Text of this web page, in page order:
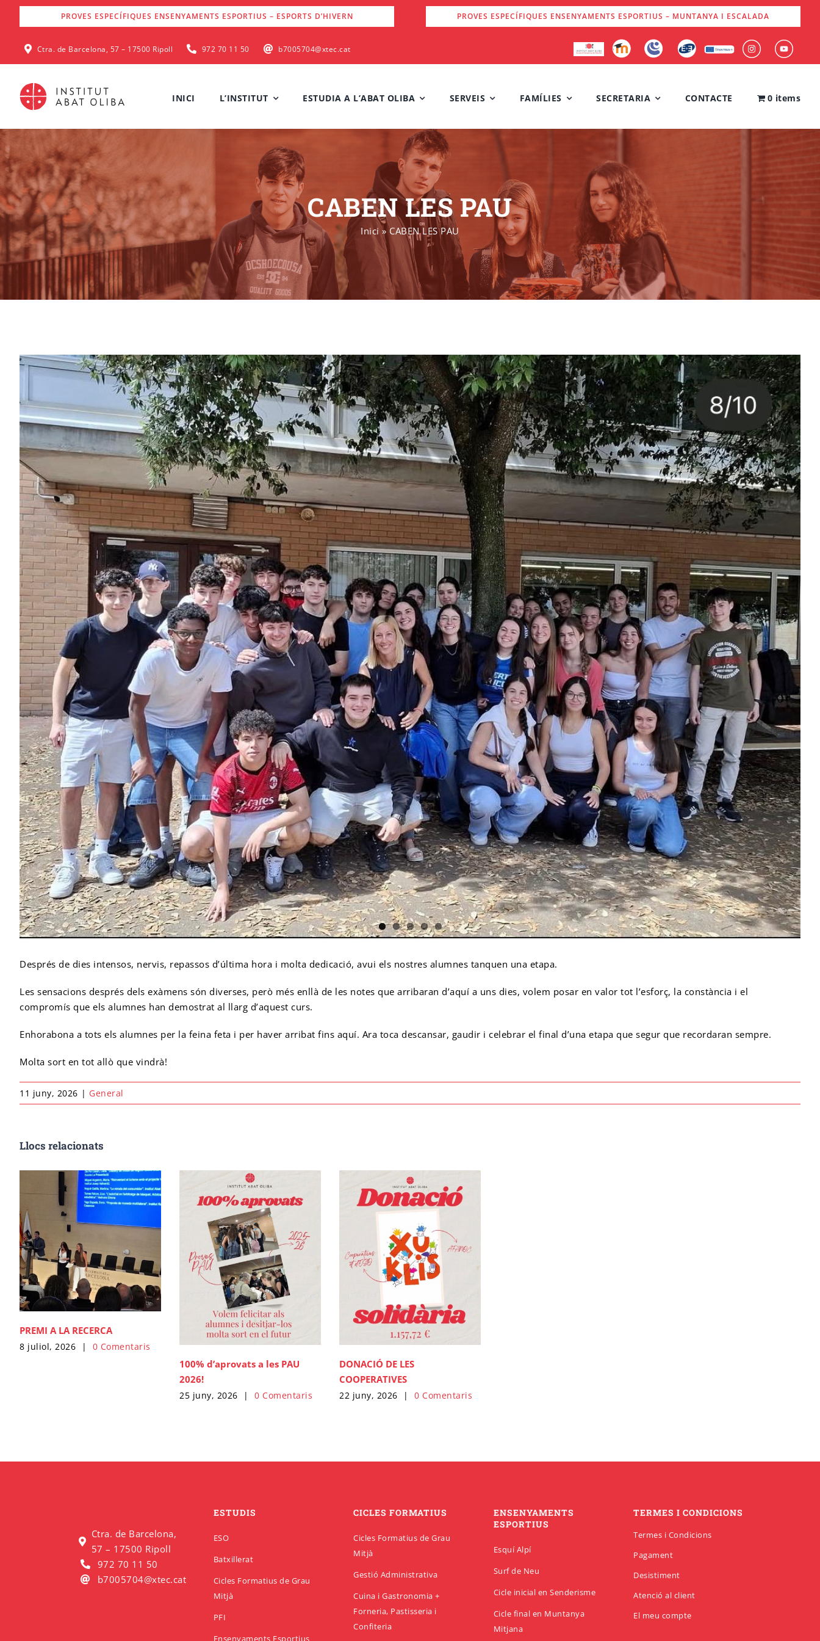
PROVES ESPECÍFIQUES ENSENYAMENTS ESPORTIUS – ESPORTS D’HIVERN PROVES ESPECÍFIQUES ENSENYAMENTS ESPORTIUS – MUNTANYA I ESCALADA
Ctra. de Barcelona, 57 – 17500 Ripoll 972 70 11 50 b7005704@xtec.cat
INICI L’INSTITUT ESTUDIA A L’ABAT OLIBA SERVEIS FAMÍLIES SECRETARIA CONTACTE 0 items
CABEN LES PAU
Inici »CABEN LES PAU
View
Després de dies intensos, nervis, repassos d’última hora i molta dedicació, avui els nostres alumnes tanquen una etapa.
Les sensacions després dels exàmens són diverses, però més enllà de les notes que arribaran d’aquí a uns dies, volem posar en valor tot l’esforç, la constància i el
compromís que els alumnes han demostrat al llarg d’aquest curs.
Enhorabona a tots els alumnes per la feina feta i per haver arribat fins aquí. Ara toca descansar, gaudir i celebrar el final d’una etapa que segur que recordaran sempre.
Molta sort en tot allò que vindrà!
11 juny, 2026 | General
Llocs relacionats
PREMI A LA RECERCA
8 juliol, 2026 | 0 Comentaris
100% d’aprovats a les PAU
2026!
25 juny, 2026 | 0 Comentaris
DONACIÓ DE LES
COOPERATIVES
22 juny, 2026 | 0 Comentaris
Ctra. de Barcelona,
57 – 17500 Ripoll
972 70 11 50
b7005704@xtec.cat
ESTUDIS
ESO
Batxillerat
Cicles Formatius de Grau
Mitjà
PFI
CICLES FORMATIUS
Cicles Formatius de Grau
Mitjà
Gestió Administrativa
Cuina i Gastronomia +
Forneria, Pastisseria i
Confiteria
ENSENYAMENTS
ESPORTIUS
Esquí Alpí
Surf de Neu
Cicle inicial en Senderisme
Cicle final en Muntanya
Mitjana
TERMES I CONDICIONS
Termes i Condicions
Pagament
Desistiment
Atenció al client
El meu compte